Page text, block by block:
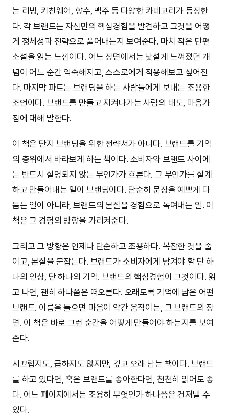
는 리빙, 키친웨어, 향수, 맥주 등 다양한 카테고리가 등장한
다. 각 브랜드는 자신만의 핵심경험을 발견하고 그것을 어떻
게 정체성과 전략으로 풀어내는지 보여준다. 마치 작은 단편
소설을 읽는 느낌이다. 어느 장면에서는 낯설게 느껴졌던 개
념이 어느 순간 익숙해지고, 스스로에게 적용해보고 싶어진
다. 마지막 파트는 브랜딩을 하는 사람들에게 보내는 조용한
조언이다. 브랜드를 만들고 지켜나가는 사람의 태도, 마음가
짐에 대해 말한다.
이 책은 단지 브랜딩을 위한 전략서가 아니다. 브랜드를 기억
의 층위에서 바라보게 하는 책이다. 소비자와 브랜드 사이에
는 반드시 설명되지 않는 무언가가 흐른다. 그 무언가를 설계
하고 만들어내는 일이 브랜딩이다. 단순히 문장을 예쁘게 다
듬는 일이 아니라, 브랜드의 본질을 경험으로 녹여내는 일. 이
책은 그 경험의 방향을 가리켜준다.
그리고 그 방향은 언제나 단순하고 조용하다. 복잡한 것을 줄
이고, 본질을 붙잡는다. 브랜드가 소비자에게 남겨야 할 단 하
나의 인상, 단 하나의 기억. 브랜드의 핵심경험이 그것이다. 읽
고 나면, 괜히 하나쯤은 떠오른다. 오래도록 기억에 남은 어떤
브랜드. 이름을 들으면 마음이 약간 움직이는, 그 브랜드의 장
면. 이 책은 바로 그런 순간을 어떻게 만들어야 하는지를 보여
준다.
시끄럽지도, 급하지도 않지만, 깊고 오래 남는 책이다. 브랜드
를 하고 있다면, 혹은 브랜드를 좋아한다면, 천천히 읽어도 좋
다. 어느 페이지에서든 조용히 무엇인가 하나쯤은 건져낼 수
있다.